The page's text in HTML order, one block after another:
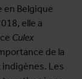
Belgique
elle a
Culex
de la
Les